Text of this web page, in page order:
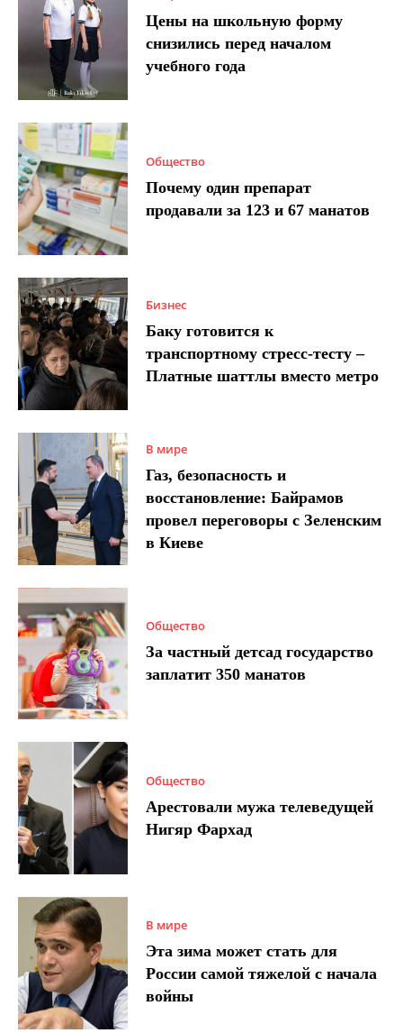
Цены на школьную форму
снизились перед началом
учебного года
Общество
Почему один препарат
продавали за 123 и 67 манатов
Бизнес
Баку готовится к
транспортному стресс-тесту –
Платные шаттлы вместо метро
В мире
Газ, безопасность и
восстановление: Байрамов
провел переговоры с Зеленским
в Киеве
Общество
За частный детсад государство
заплатит 350 манатов
Общество
Арестовали мужа телеведущей
Нигяр Фархад
В мире
Эта зима может стать для
России самой тяжелой с начала
войны